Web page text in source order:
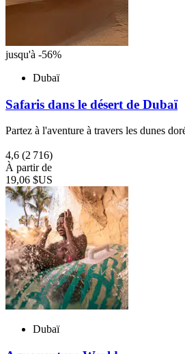
jusqu'à -56%
Dubaï
Safaris dans le désert de Dubaï
Partez à l'aventure à travers les dunes
4,6 (2 716)
À partir de
19,06 $US
Dubaï